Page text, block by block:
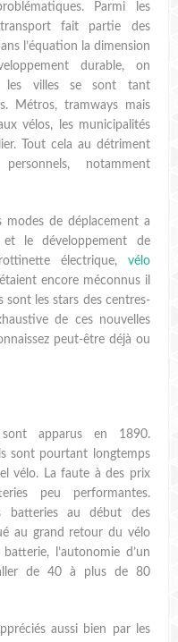
Parmi les
transport fait partie des
l’équation la dimension
durable, on
les villes se sont tant
Métros, tramways mais
vélos, les municipalités
Tout cela au détriment
notamment
modes de déplacement a
et le développement de
électrique, vélo
encore méconnus il
sont les stars des centres-
de ces nouvelles
peut-être déjà ou
sont apparus en 1890.
sont pourtant longtemps
vélo. La faute à des prix
peu performantes.
batteries au début des
au grand retour du vélo
l’autonomie d’un
de 40 à plus de 80
aussi bien par les